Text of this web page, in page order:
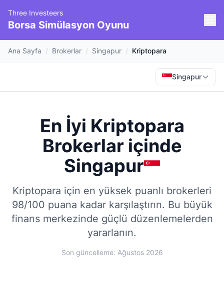
Three Investeers
Borsa Simülasyon Oyunu
Ana Sayfa / Brokerlar / Singapur / Kriptopara
Singapur
En İyi Kriptopara
Brokerlar içinde
Singapur
Kriptopara için en yüksek puanlı brokerleri
98/100 puana kadar karşılaştırın. Bu büyük
finans merkezinde güçlü düzenlemelerden
yararlanın.
Son güncelleme: Ağustos 2026